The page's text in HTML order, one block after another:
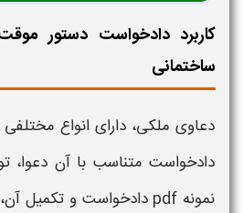
کاربرد دادخواست دستور
ساختمانی
دعاوی ملکی، دارای انواع مختلفی
دادخواست متناسب با آن دعوا،
نمونه pdf دادخواست و
تکمیل